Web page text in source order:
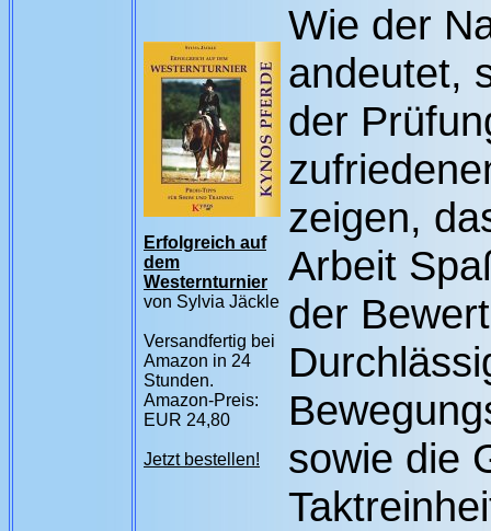
Erfolgreich auf
dem
Westernturnier
von Sylvia Jäckle
Versandfertig bei
Amazon in 24
Stunden.
Amazon-Preis:
EUR 24,80
Jetzt bestellen!
Wie der
andeutet,
der
zeigen,
Arbeit
der
sowie die